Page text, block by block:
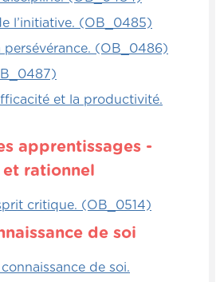
l’initiative. (OB_0485)
persévérance. (OB_0486)
et la productivité.
apprentissages -
rationnel
critique. (OB_0514)
de soi
de soi.